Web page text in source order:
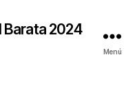
Barata 2024
Menú